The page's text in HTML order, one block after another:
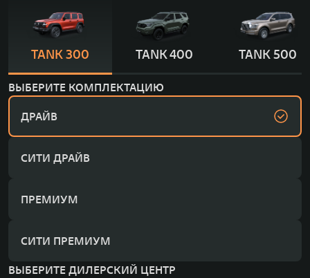
TANK 300 TANK 400 TANK 500
ВЫБЕРИТЕ КОМПЛЕКТАЦИЮ
ДРАЙВ
СИТИ ДРАЙВ
ПРЕМИУМ
СИТИ ПРЕМИУМ
ВЫБЕРИТЕ ДИЛЕРСКИЙ ЦЕНТР